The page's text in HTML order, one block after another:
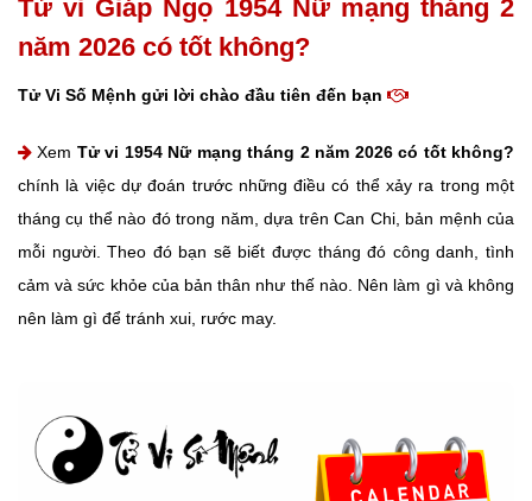
Tử vi Giáp Ngọ 1954 Nữ mạng tháng 2
năm 2026 có tốt không?
Tử Vi Số Mệnh gửi lời chào đầu tiên đến bạn
Xem Tử vi 1954 Nữ mạng tháng 2 năm 2026 có tốt không?
chính là việc dự đoán trước những điều có thể xảy ra trong một
tháng cụ thể nào đó trong năm, dựa trên Can Chi, bản mệnh của
mỗi người. Theo đó bạn sẽ biết được tháng đó công danh, tình
cảm và sức khỏe của bản thân như thế nào. Nên làm gì và không
nên làm gì để tránh xui, rước may.